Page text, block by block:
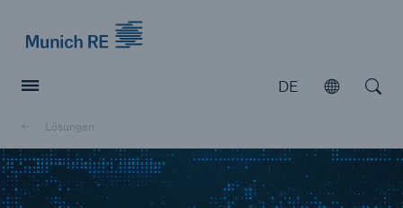
DE
Öffnen
Lösungen